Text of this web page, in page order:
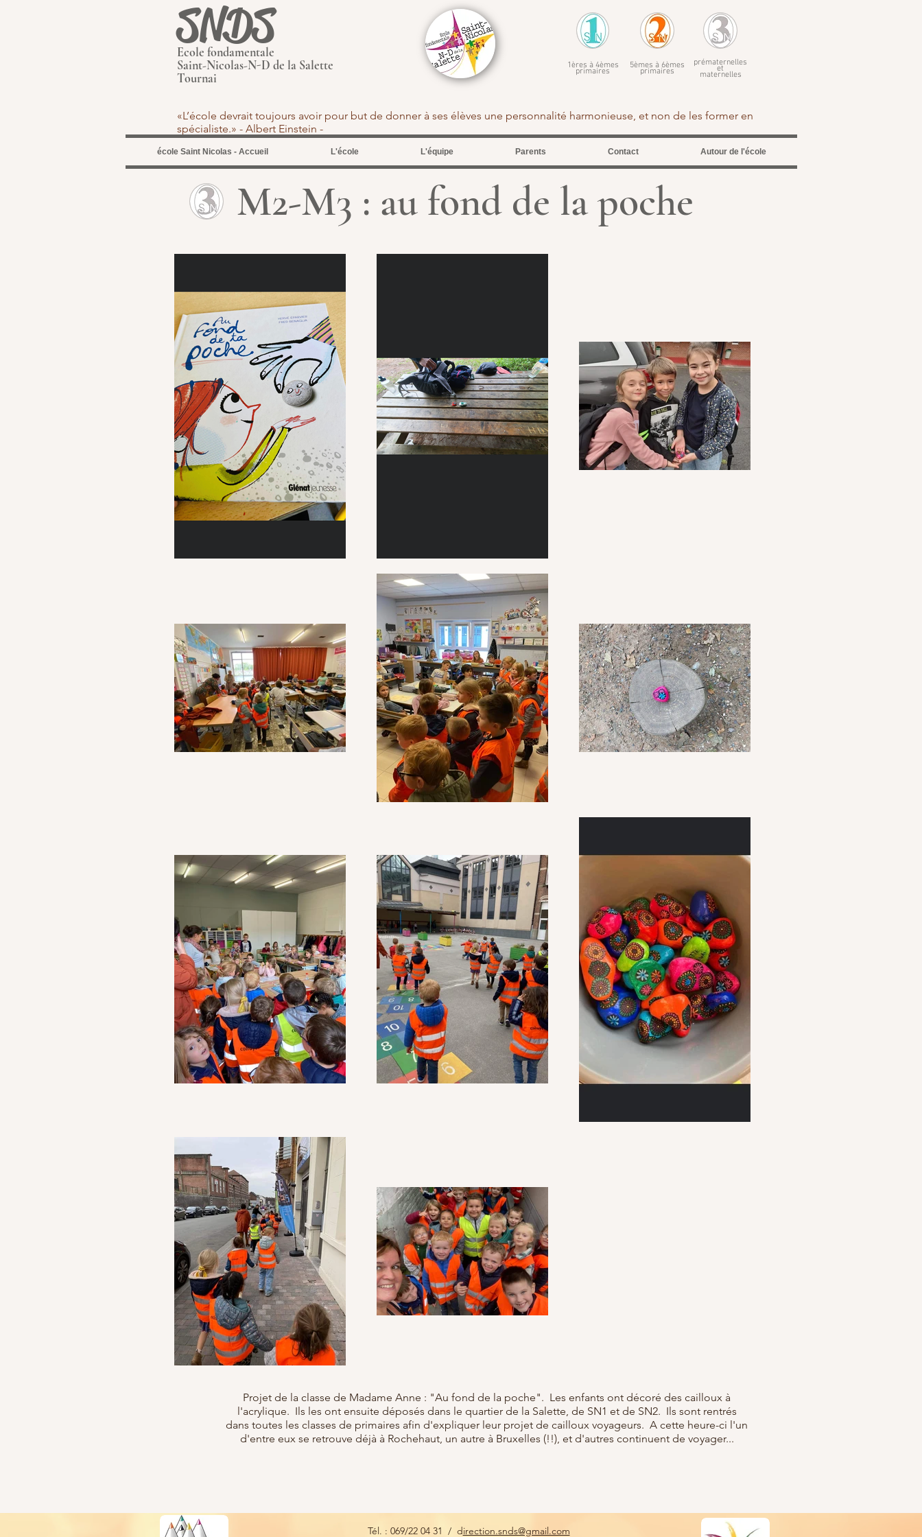
SNDS
Ecole fondamentale
Saint-Nicolas-N-D de la Salette
Tournai
1ères à 4èmes
primaires
5èmes à 6èmes
primaires
prématernelles
et
maternelles
«L’école devrait toujours avoir pour but de donner à ses élèves une personnalité harmonieuse, et non de les former en
spécialiste.» - Albert Einstein -
école Saint Nicolas - Accueil L'école L'équipe Parents Contact Autour de l'école
M2-M3 : au fond de la poche
Projet de la classe de Madame Anne : "Au fond de la poche". Les enfants ont décoré des cailloux à
l'acrylique. Ils les ont ensuite déposés dans le quartier de la Salette, de SN1 et de SN2. Ils sont rentrés
dans toutes les classes de primaires afin d'expliquer leur projet de cailloux voyageurs. A cette heure-ci l'un
d'entre eux se retrouve déjà à Rochehaut, un autre à Bruxelles (!!), et d'autres continuent de voyager...
Tél. : 069/22 04 31 / direction.snds@gmail.com